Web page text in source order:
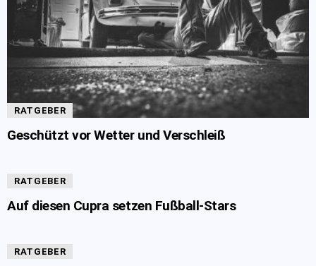
RATGEBER
Geschützt vor Wetter und Verschleiß
RATGEBER
Auf diesen Cupra setzen Fußball-Stars
RATGEBER